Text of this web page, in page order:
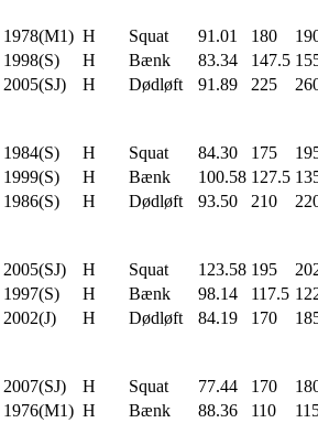
1978(M1) H Squat 91.01 180
1998(S) H Bænk 83.34 147.5
2005(SJ) H Dødløft 91.89 225
1984(S) H Squat 84.30 175
1999(S) H Bænk 100.58 127.5
1986(S) H Dødløft 93.50 210
2005(SJ) H Squat 123.58 195
1997(S) H Bænk 98.14 117.5
2002(J) H Dødløft 84.19 170
2007(SJ) H Squat 77.44 170
1976(M1) H Bænk 88.36 110